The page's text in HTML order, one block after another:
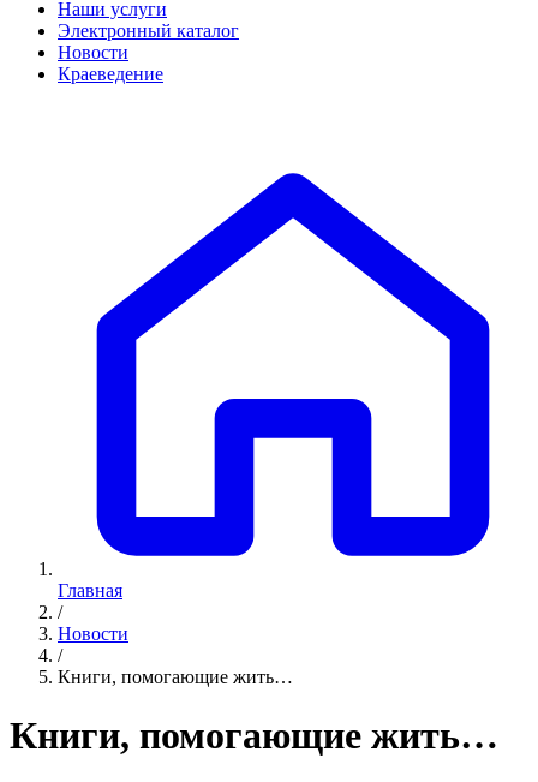
Наши услуги
Электронный каталог
Новости
Краеведение
Главная
/
Новости
/
Книги, помогающие жить…
Книги, помогающие жить…